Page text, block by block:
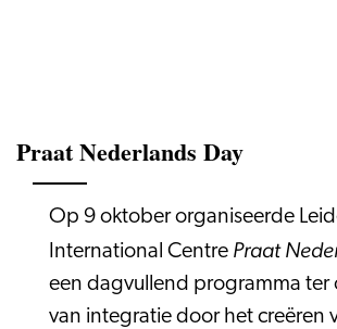
Praat Nederlands Day
Op 9 oktober organiseerde
International Centre Praat
een dagvullend programma ter
van integratie door het creëren